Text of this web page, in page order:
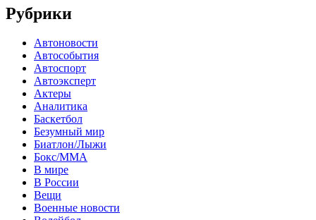
Рубрики
Автоновости
Автособытия
Автоспорт
Автоэксперт
Актеры
Аналитика
Баскетбол
Безумный мир
Биатлон/Лыжи
Бокс/MMA
В мире
В России
Вещи
Военные новости